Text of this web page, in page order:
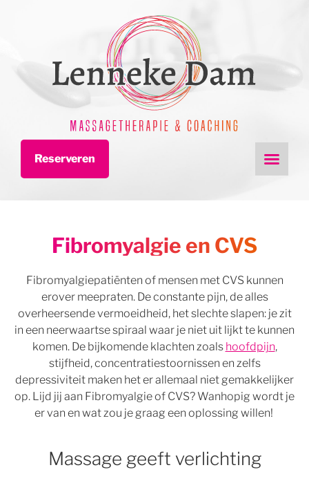
Reserveren
Fibromyalgie en CVS
Fibromyalgiepatiënten of mensen met CVS kunnen
erover meepraten. De constante pijn, de alles
overheersende vermoeidheid, het slechte slapen: je zit
in een neerwaartse spiraal waar je niet uit lijkt te kunnen
komen. De bijkomende klachten zoals hoofdpijn,
stijfheid, concentratiestoornissen en zelfs
depressiviteit maken het er allemaal niet gemakkelijker
op. Lijd jij aan Fibromyalgie of CVS? Wanhopig wordt je
er van en wat zou je graag een oplossing willen!
Massage geeft verlichting